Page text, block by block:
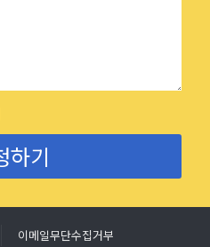
이메일무단수집거부